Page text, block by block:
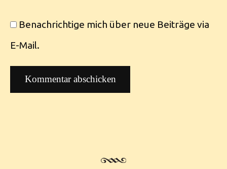
Benachrichtige mich über neue Beiträge via
E-Mail.